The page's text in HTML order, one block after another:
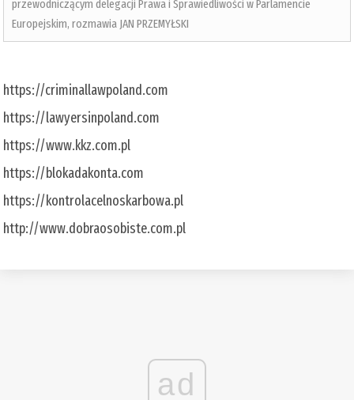
przewodniczącym delegacji Prawa i Sprawiedliwości w Parlamencie
Europejskim, rozmawia JAN PRZEMYŁSKI
https://criminallawpoland.com
https://lawyersinpoland.com
https://www.kkz.com.pl
https://blokadakonta.com
https://kontrolacelnoskarbowa.pl
http://www.dobraosobiste.com.pl
ad